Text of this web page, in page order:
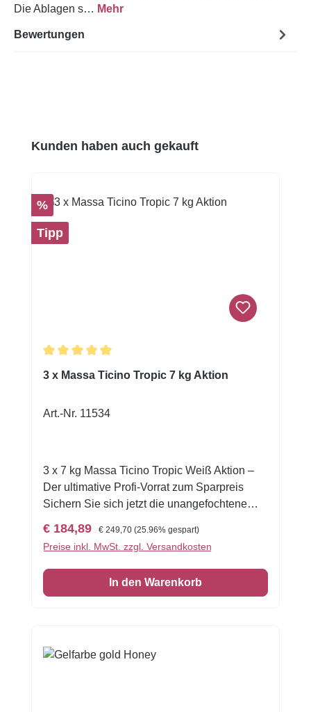
Die Ablagen s… Mehr
Bewertungen
Produktgalerie überspringen
Kunden haben auch gekauft
Rabatt
%
Tipp
3 x Massa Ticino Tropic 7 kg Aktion
Art.-Nr. 11534
3 x 7 kg Massa Ticino Tropic Weiß Aktion –
Der ultimative Profi-Vorrat zum Sparpreis
Sichern Sie sich jetzt die unangefochtene
Aktions-Paket! Mit diesem Angebot erhalten
Sie gleich drei 7 kg Kübel des legendären
Massa Ticino Tropic Rollfondants in Weiß.
Das ist die perfekte Lösung für
eingehen wollen. Warum Profis weltweit auf
Verkaufspreis:
€ 184,89 Regulärer Preis:
€ 249,70 (25.96% gespart)
Preise inkl. MwSt. zzgl. Versandkosten
In den Warenkorb